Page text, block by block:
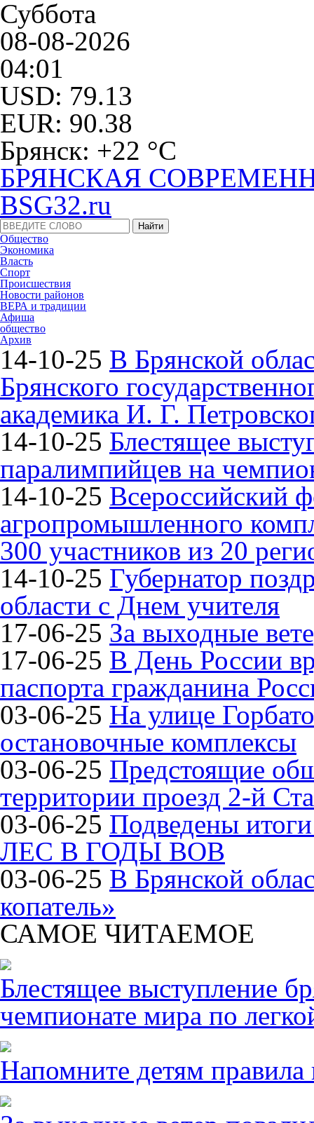
Суббота
08-08-2026
04:01
USD: 79.13
EUR: 90.38
Брянск: +22 °С
БРЯНСКАЯ
BSG32.ru
Общество
Экономика
Власть
Спорт
Происшествия
Новости районов
ВЕРА и традиции
Афиша
общество
Архив
14-10-25 В Брянской
Брянского
академика И. Г.
14-10-25 Блестящее
паралимпийцев на
14-10-25 Всероссийский
агропромышленного
300 участников из 20
14-10-25 Губернатор
области с Днем учителя
17-06-25 За выходные
17-06-25 В День России
паспорта гражданина
03-06-25 На улице
остановочные комплексы
03-06-25 Предстоящие
территории проезд 2-й
03-06-25 Подведены
ЛЕС В ГОДЫ ВОВ
03-06-25 В Брянской
копатель»
САМОЕ ЧИТАЕМОЕ
Блестящее выступление
чемпионате мира по
Напомните детям правила